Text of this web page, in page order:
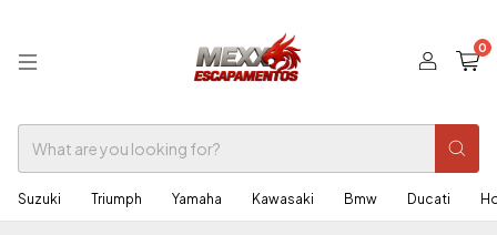
0
Suzuki Triumph Yamaha Kawasaki Bmw Ducati